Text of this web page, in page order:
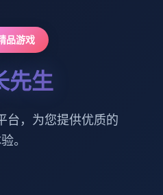
品游戏
先生
台，为您提供优质的
。